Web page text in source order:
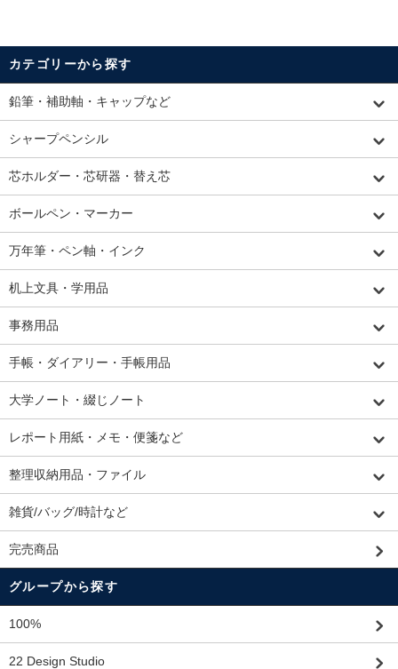
カテゴリーから探す
鉛筆・補助軸・キャップなど
シャープペンシル
芯ホルダー・芯研器・替え芯
ボールペン・マーカー
万年筆・ペン軸・インク
机上文具・学用品
事務用品
手帳・ダイアリー・手帳用品
大学ノート・綴じノート
レポート用紙・メモ・便箋など
整理収納用品・ファイル
雑貨/バッグ/時計など
完売商品
グループから探す
100%
22 Design Studio